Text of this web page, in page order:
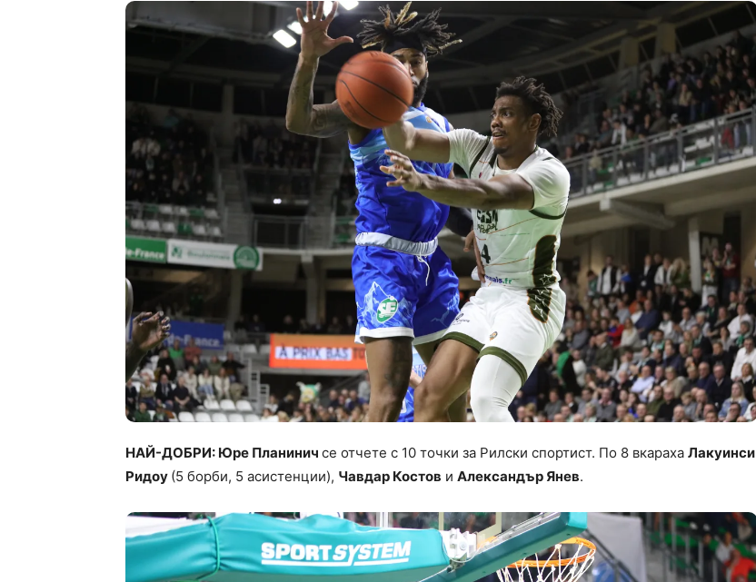
НАЙ-ДОБРИ: Юре Планинич се отчете с 10 точки за Рилски спортист. По 8 вкараха Лакуинси
Ридоу (5 борби, 5 асистенции), Чавдар Костов и Александър Янев.